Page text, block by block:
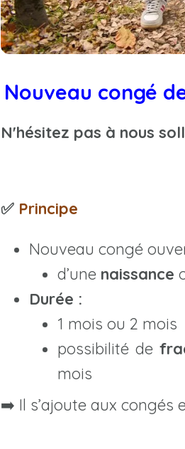
Nouveau congé
N'hésitez pas à nous
✅ Principe
Nouveau congé
d’une naissance
Durée :
1 mois ou 2 mois
possibilité de
mois
➡️ Il s’ajoute aux congés